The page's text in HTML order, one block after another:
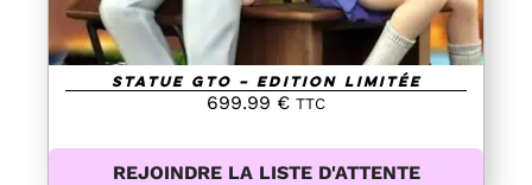
Statue GTO – Edition Limitée
699.99 € TTC
REJOINDRE LA LISTE D'ATTENTE